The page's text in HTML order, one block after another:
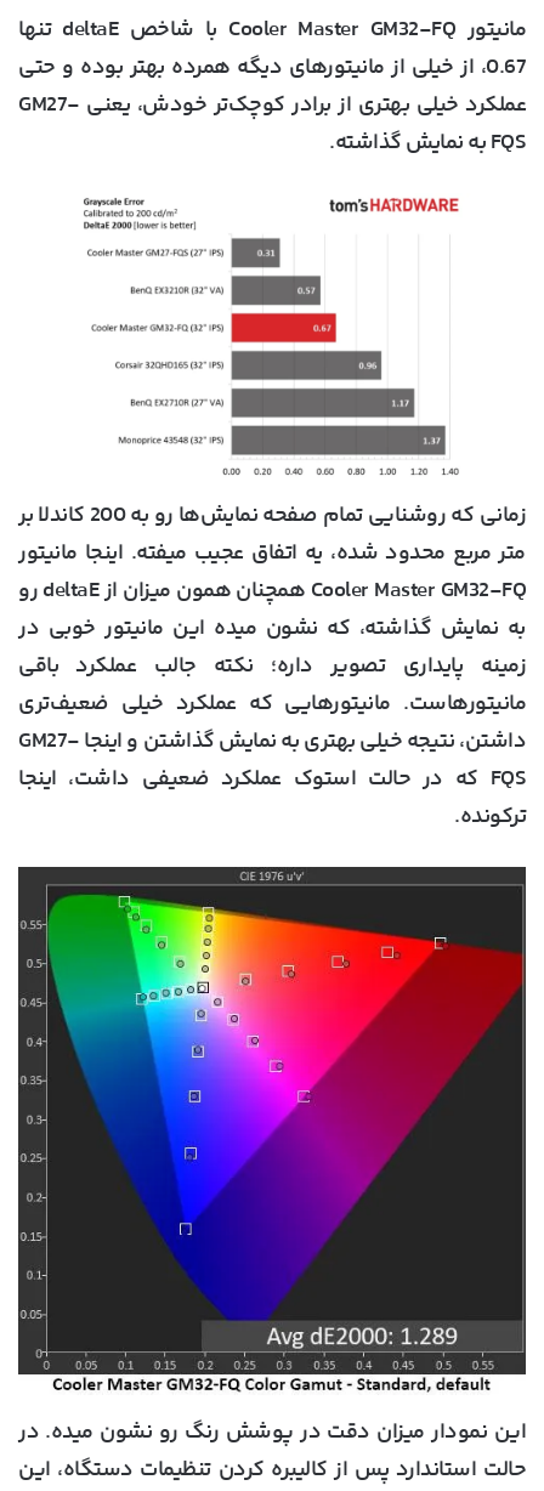
مانیتور Cooler Master GM32-FQ با شاخص deltaE تنها
0.67، از خیلی از مانیتورهای دیگه همرده بهتر بوده و حتی
عملکرد خیلی بهتری از برادر کوچک‌تر خودش، یعنی GM27-
FQS به نمایش گذاشته.
زمانی که روشنایی تمام صفحه نمایش‌ها رو به 200 کاندلا بر
متر مربع محدود شده، یه اتفاق عجیب میفته. اینجا مانیتور
Cooler Master GM32-FQ همچنان همون میزان از deltaE رو
به نمایش گذاشته، که نشون میده این مانیتور خوبی در
زمینه پایداری تصویر داره؛ نکته جالب عملکرد باقی
مانیتورهاست. مانیتورهایی که عملکرد خیلی ضعیف‌تری
داشتن، نتیجه خیلی بهتری به نمایش گذاشتن و اینجا GM27-
FQS که در حالت استوک عملکرد ضعیفی داشت، اینجا
ترکونده.
این نمودار میزان دقت در پوشش رنگ رو نشون میده. در
حالت استاندارد پس از کالیبره کردن تنظیمات دستگاه، این